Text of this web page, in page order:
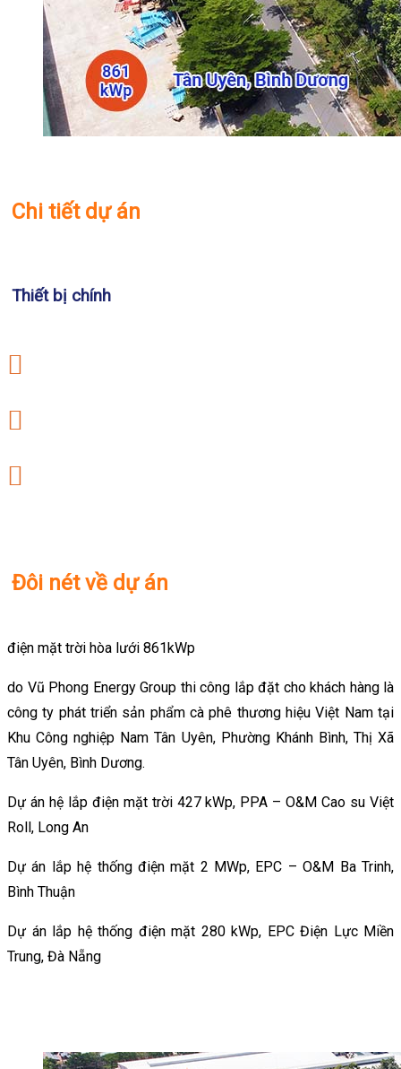
Chi tiết dự án
Thiết bị chính
Đôi nét về dự án
điện mặt trời hòa lưới 861kWp
do Vũ Phong Energy Group thi công lắp đặt cho khách hàng là
công ty phát triển sản phẩm cà phê thương hiệu Việt Nam tại
Khu Công nghiệp Nam Tân Uyên, Phường Khánh Bình, Thị Xã
Tân Uyên, Bình Dương.
Dự án hệ lắp điện mặt trời 427 kWp, PPA – O&M Cao su Việt
Roll, Long An
Dự án lắp hệ thống điện mặt 2 MWp, EPC – O&M Ba Trinh,
Bình Thuận
Dự án lắp hệ thống điện mặt 280 kWp, EPC Điện Lực Miền
Trung, Đà Nẵng